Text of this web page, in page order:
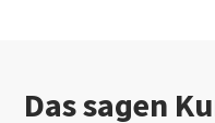
Das sagen